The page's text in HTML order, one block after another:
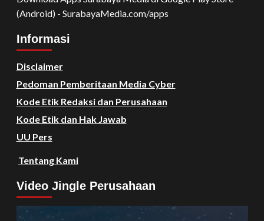
(Android) - SurabayaMedia.com/apps
Informasi
Disclaimer
Pedoman Pemberitaan Media Cyber
Kode Etik Redaksi dan Perusahaan
Kode Etik dan Hak Jawab
UU Pers
Tentang Kami
Video Jingle Perusahaan
Video